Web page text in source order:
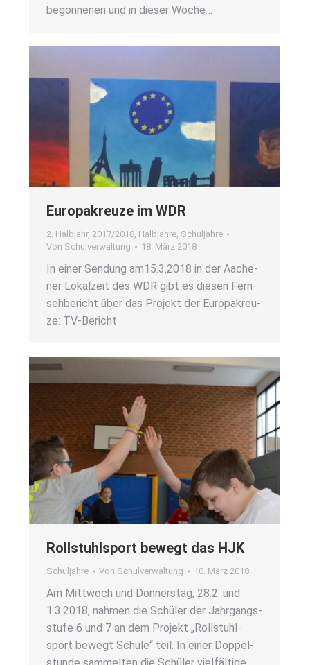
begon­ne­nen und in die­ser Woche…
Euro­pa­kreu­ze im WDR
2. Halbjahr, 2017/2018, Halbjahre, Schuljahre
Von Schulverwaltung 18. März 2018
In einer Sen­dung am15.3.2018 in der Aache­
ner Lokal­zeit des WDR gibt es die­sen Fern­
seh­be­richt über das Pro­jekt der Euro­pa­kreu­
ze: TV-Bericht
Roll­stuhl­sport bewegt das HJK
Schuljahre Von Schulverwaltung 10. März 2018
Am Mitt­woch und Don­ners­tag, 28.2. und
1.3.2018, nah­men die Schü­ler der Jahr­gangs­
stu­fe 6 und 7 an dem Pro­jekt „Roll­stuhl­
sport bewegt Schu­le“ teil. In einer Dop­pel­